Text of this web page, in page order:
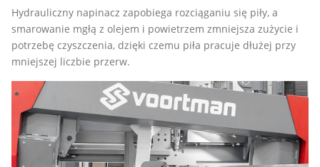
Hydrauliczny napinacz zapobiega rozciąganiu się piły, a
smarowanie mgłą z olejem i powietrzem zmniejsza zużycie i
potrzebę czyszczenia, dzięki czemu piła pracuje dłużej przy
mniejszej liczbie przerw.